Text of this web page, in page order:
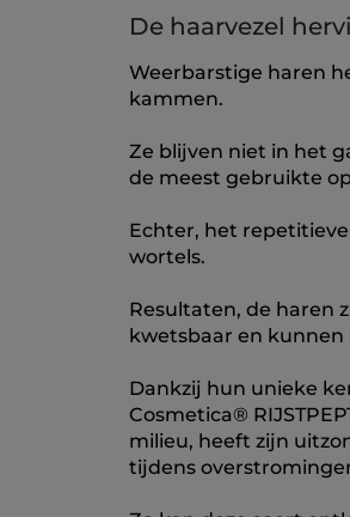
De haarvezel
Weerbarstige haren
kammen.
Ze blijven niet in het
de meest gebruikte
Echter, het
wortels.
Resultaten, de haren
kwetsbaar en kunnen
Dankzij hun unieke
Cosmetica®
milieu, heeft zijn
tijdens